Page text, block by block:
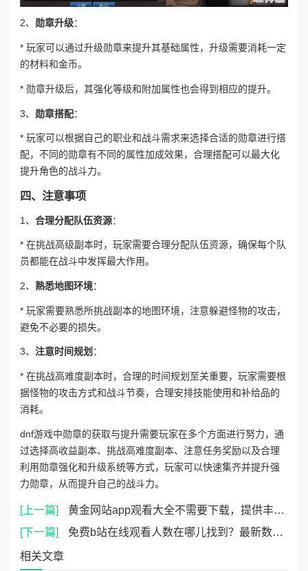
2、 勋章升级：
* 玩家可以通过升级勋章来提升其基础属性，升级需要消耗一定
的材料和金币。
* 勋章升级后，其强化等级和附加属性也会得到相应的提升。
3、 勋章搭配：
* 玩家可以根据自己的职业和战斗需求来选择合适的勋章进行搭
配，不同的勋章有不同的属性加成效果，合理搭配可以最大化
提升角色的战斗力。
四、注意事项
1、 合理分配队伍资源：
* 在挑战高级副本时，玩家需要合理分配队伍资源，确保每个队
员都能在战斗中发挥最大作用。
2、 熟悉地图环境：
* 玩家需要熟悉所挑战副本的地图环境，注意躲避怪物的攻击，
避免不必要的损失。
3、 注意时间规划 ：
* 在挑战高难度副本时，合理的时间规划至关重要，玩家需要根
据怪物的攻击方式和战斗节奏，合理安排技能使用和补给品的
消耗。
dnf游戏中勋章的获取与提升需要玩家在多个方面进行努力，通
过选择高收益副本、挑战高难度副本、注意任务奖励以及合理
利用勋章强化和升级系统等方式，玩家可以快速集齐并提升强
力勋章，从而提升自己的战斗力。
[上一篇]
黄金网站app观看大全不需要下载，提供丰富影视资源和便捷观影体验，让你随时随地畅享精彩内容！
[下一篇]
免费b站在线观看人数在哪儿找到？最新数据显示，热门视频观看人数激增至百万级别，引发网友热议
相关文章